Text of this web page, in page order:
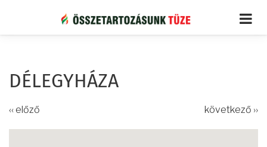
tartalomra
DÉLEGYHÁZA
‹‹ előző következő ››